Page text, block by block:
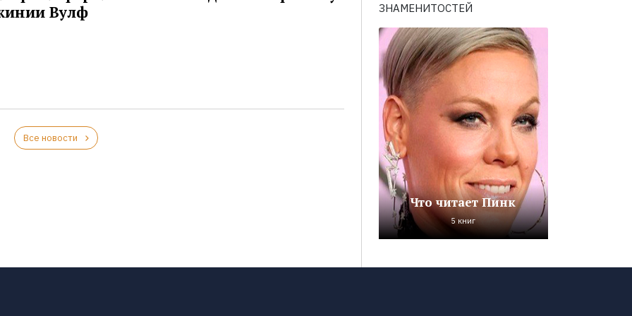
Вулф
Все новости
ЗНАМЕНИТОСТЕЙ
Что читает Пинк
5 книг